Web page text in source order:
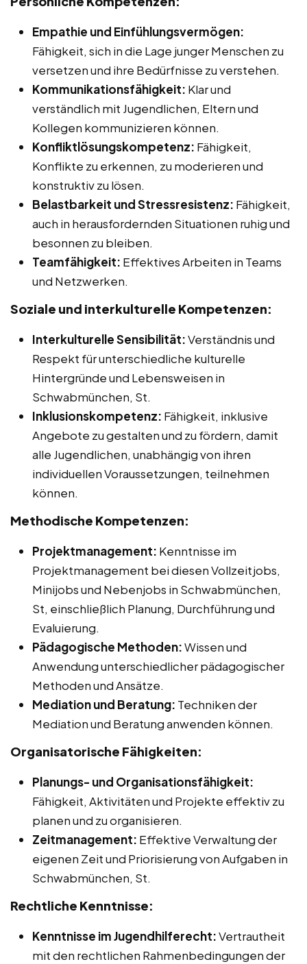
Empathie und Einfühlungsvermögen:
Fähigkeit, sich in die Lage junger Menschen zu
versetzen und ihre Bedürfnisse zu verstehen.
Kommunikationsfähigkeit: Klar und
verständlich mit Jugendlichen, Eltern und
Kollegen kommunizieren können.
Konfliktlösungskompetenz: Fähigkeit,
Konflikte zu erkennen, zu moderieren und
konstruktiv zu lösen.
Belastbarkeit und Stressresistenz: Fähigkeit,
auch in herausfordernden Situationen ruhig und
besonnen zu bleiben.
Teamfähigkeit: Effektives Arbeiten in Teams
und Netzwerken.
Soziale und interkulturelle Kompetenzen:
Interkulturelle Sensibilität:Verständnis und
Respekt für unterschiedliche kulturelle
Hintergründe und Lebensweisen in
Schwabmünchen, St.
Inklusionskompetenz: Fähigkeit, inklusive
Angebote zu gestalten und zu fördern, damit
alle Jugendlichen, unabhängig von ihren
individuellen Voraussetzungen, teilnehmen
können.
Methodische Kompetenzen:
Projektmanagement: Kenntnisse im
Projektmanagement bei diesen Vollzeitjobs,
Minijobs und Nebenjobs in Schwabmünchen,
St, einschließlich Planung, Durchführung und
Evaluierung.
Pädagogische Methoden:Wissen und
Anwendung unterschiedlicher pädagogischer
Methoden und Ansätze.
Mediation und Beratung: Techniken der
Mediation und Beratung anwenden können.
Organisatorische Fähigkeiten:
Planungs- und Organisationsfähigkeit:
Fähigkeit, Aktivitäten und Projekte effektiv zu
planen und zu organisieren.
Zeitmanagement: Effektive Verwaltung der
eigenen Zeit und Priorisierung von Aufgaben in
Schwabmünchen, St.
Rechtliche Kenntnisse:
Kenntnisse im Jugendhilferecht:Vertrautheit
mit den rechtlichen Rahmenbedingungen der